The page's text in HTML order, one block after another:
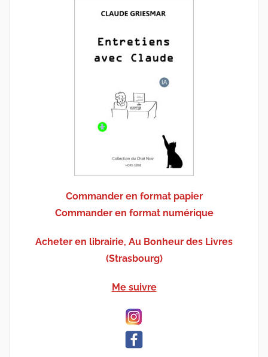
Commander en format papier
Commander en format numérique
Acheter en librairie, Au Bonheur des Livres
(Strasbourg)
Me suivre